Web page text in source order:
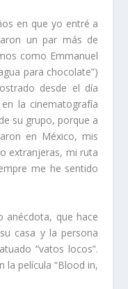
en que yo entré a
un par más de
como Emmanuel
para chocolate”)
desde el día
la cinematografía
su grupo, porque a
en México, mis
extranjeras, mi ruta
me he sentido
anécdota, que hace
casa y la persona
“vatos locos”.
la película “Blood in,